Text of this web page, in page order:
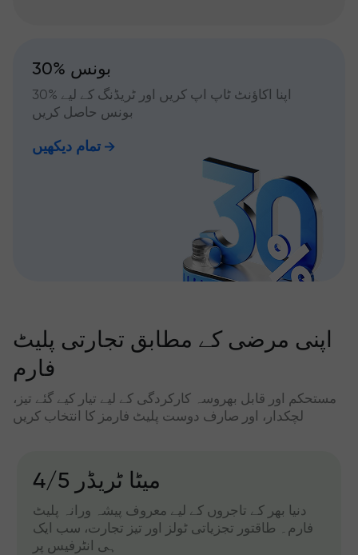
30% بونس
اپنا اکاؤنٹ ٹاپ اپ کریں اور ٹریڈنگ کے لیے %30
بونس حاصل کریں
تمام دیکھیں
اپنی مرضی کے مطابق تجارتی پلیٹ
فارم
مستحکم اور قابل بھروسہ کارکردگی کے لیے تیار کیے گئے تیز،
لچکدار، اور صارف دوست پلیٹ فارمز کا انتخاب کریں
میٹا ٹریڈر 4/5
دنیا بھر کے تاجروں کے لیے معروف پیشہ ورانہ پلیٹ
فارم۔ طاقتور تجزیاتی ٹولز اور تیز تجارت، سب ایک
ہی انٹرفیس پر